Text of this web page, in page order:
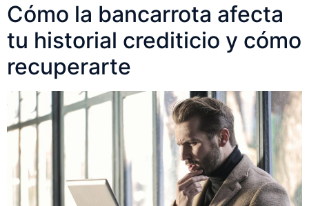
Cómo la bancarrota afecta
tu historial crediticio y cómo
recuperarte